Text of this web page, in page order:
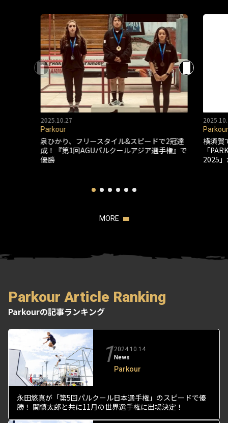
2025.10.27
Parkour
泉ひかり、フリースタイル&スピードで2冠達
成！『第1回AGUパルクールアジア選手権』で
優勝
Parkour
横須賀
「
2025
MORE
Parkour Article Ranking
Parkourの記事ランキング
12024.10.14
News
Parkour
永田悠真が「第5回パルクール日本選手権」のスピードで優
勝！ 関慎太郎と共に11月の世界選手権に出場決定！